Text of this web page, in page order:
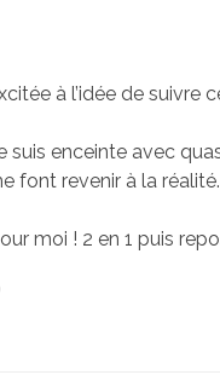
à l’idée de suivre
suis enceinte avec
font revenir à la réalité.
moi ! 2 en 1 puis